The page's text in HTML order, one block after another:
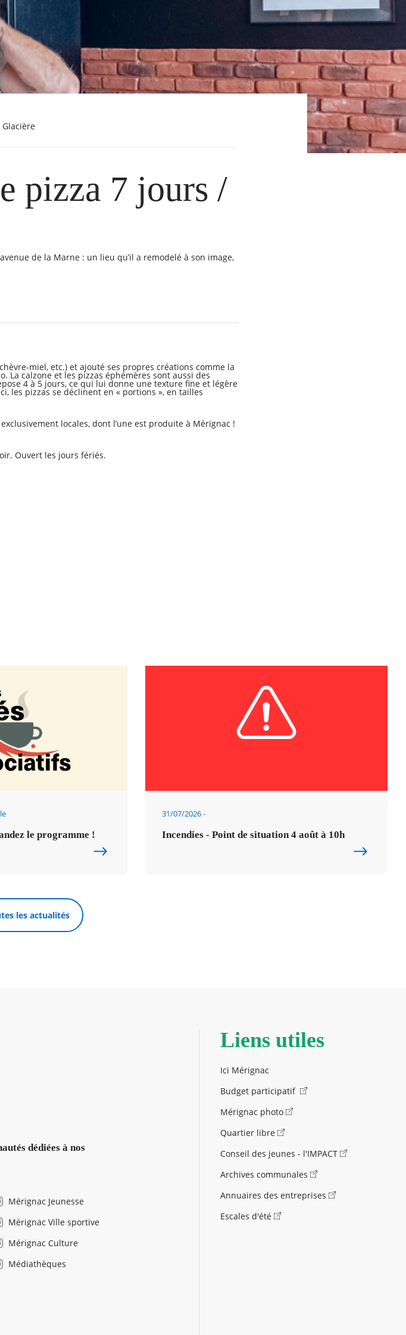
Glacière
pizza 7 jours /
de la Marne : un lieu qu’il a remodelé à son image,
miel, etc.) et ajouté ses propres créations comme la
La calzone et les pizzas éphémères sont aussi des
4 à 5 jours, ce qui lui donne une texture fine et légère
les pizzas se déclinent en « portions », en tailles
locales, dont l’une est produite à Mérignac !
Ouvert les jours fériés.
le programme !
31/07/2026
Incendies - Point de situation 4 août à 10h
les actualités
dédiées à nos
Mérignac Jeunesse
Mérignac Ville sportive
Mérignac Culture
Médiathèques
Liens utiles
Ici Mérignac
Budget participatif
Mérignac photo
Quartier libre
Conseil des jeunes - l'IMPACT
Archives communales
Annuaires des entreprises
Escales d'été